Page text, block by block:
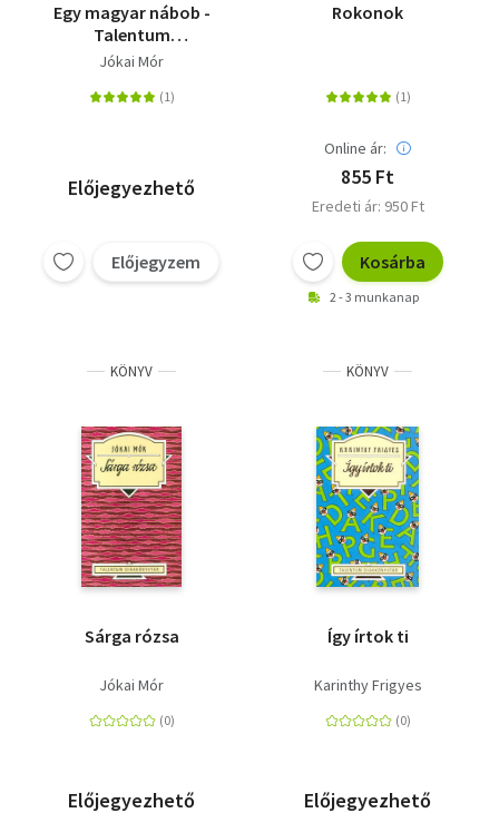
Egy magyar nábob -
Talentum
diákkönyvtár
Jókai Mór
Előjegyezhető
Előjegyzem
Rokonok
Online ár:
855 Ft
Eredeti ár: 950 Ft
Kosárba
2 - 3 munkanap
KÖNYV
Sárga rózsa
Jókai Mór
Előjegyezhető
KÖNYV
Így írtok ti
Karinthy Frigyes
Előjegyezhető